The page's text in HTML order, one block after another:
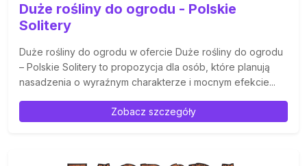
Duże rośliny do ogrodu - Polskie
Solitery
Duże rośliny do ogrodu w ofercie Duże rośliny do ogrodu
– Polskie Solitery to propozycja dla osób, które planują
nasadzenia o wyraźnym charakterze i mocnym efekcie...
Zobacz szczegóły